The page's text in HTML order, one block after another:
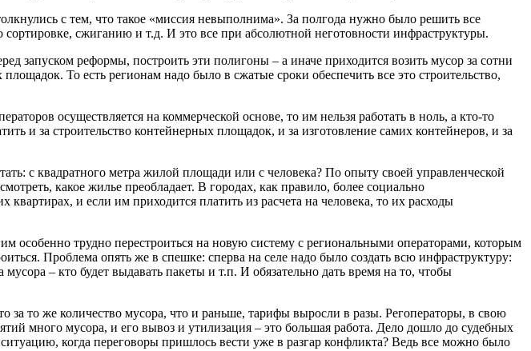
с тем, что такое «миссия невыполнима». За полгода нужно было решить все
сжиганию и т.д. И это все при абсолютной неготовности инфраструктуры.
запуском реформы, построить эти полигоны – а иначе приходится возить мусор за сотни
То есть регионам надо было в сжатые сроки обеспечить все это строительство,
осуществляется на коммерческой основе, то им нельзя работать в ноль, а кто-то
и за строительство контейнерных площадок, и за изготовление самих контейнеров, и за
с квадратного метра жилой площади или с человека? По опыту своей управленческой
какое жилье преобладает. В городах, как правило, более социально
и если им приходится платить из расчета на человека, то их расходы
особенно трудно перестроиться на новую систему с региональными операторами, которым
Проблема опять же в спешке: сперва на селе надо было создать всю инфраструктуру:
– кто будет выдавать пакеты и т.п. И обязательно дать время на то, чтобы
то же количество мусора, что и раньше, тарифы выросли в разы. Регоператоры, в свою
много мусора, и его вывоз и утилизация – это большая работа. Дело дошло до судебных
когда переговоры пришлось вести уже в разгар конфликта? Ведь все можно было